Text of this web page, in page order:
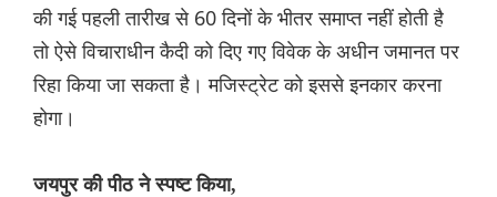
की गई पहली तारीख से 60 दिनों के भीतर समाप्त नहीं होती है
तो ऐसे विचाराधीन कैदी को दिए गए विवेक के अधीन जमानत पर
रिहा किया जा सकता है। मजिस्ट्रेट को इससे इनकार करना
होगा।
जयपुर की पीठ ने स्पष्ट किया,